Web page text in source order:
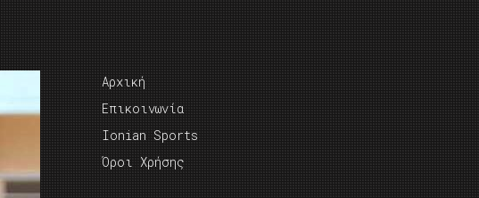
Αρχική
Επικοινωνία
Ionian Sports
Όροι Χρήσης